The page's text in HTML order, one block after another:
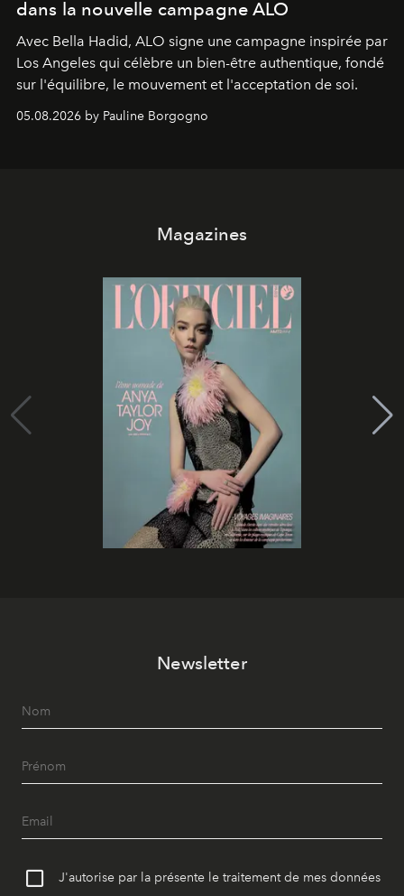
dans la nouvelle campagne ALO
Avec Bella Hadid, ALO signe une campagne inspirée par
Los Angeles qui célèbre un bien-être authentique, fondé
sur l'équilibre, le mouvement et l'acceptation de soi.
05.08.2026 by Pauline Borgogno
Magazines
Newsletter
J'autorise par la présente le traitement de mes données